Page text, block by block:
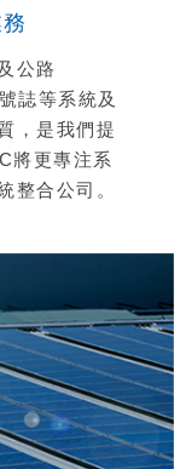
公路
誌等系統及
，是我們提
將更專注系
整合公司。